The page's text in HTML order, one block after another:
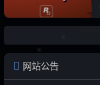
网站公告